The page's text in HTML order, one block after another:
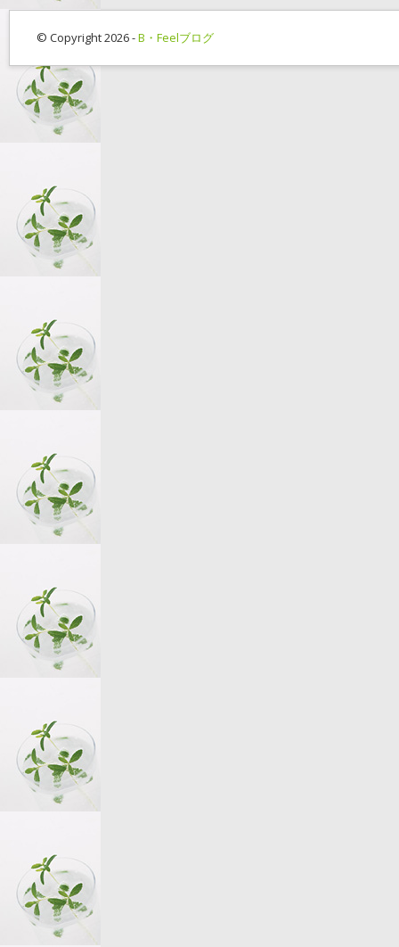
© Copyright 2026 -B・Feelブログ